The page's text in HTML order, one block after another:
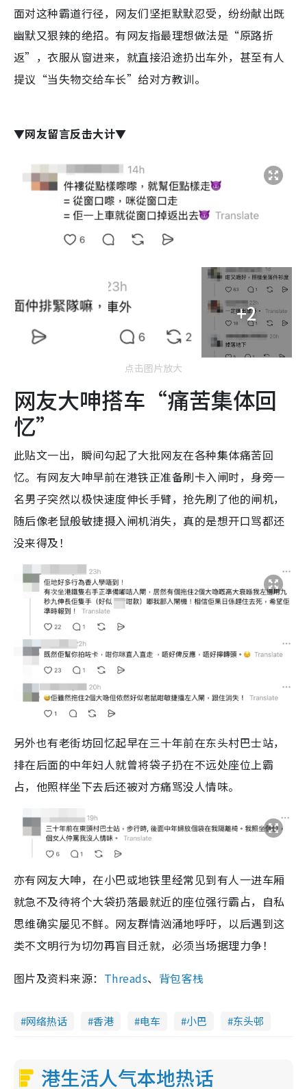
面对这种霸道行径，网友们坚拒默默忍受，纷纷献出既
幽默又狠辣的绝招。有网友指最理想做法是“原路折
返”，衣服从窗进来，就直接沿途扔出车外，甚至有人
提议“当失物交给车长”给对方教训。
▼网友留言反击大计▼
+2
点击图片放大
网友大呻搭车“痛苦集体回
忆”
此贴文一出，瞬间勾起了大批网友在各种集体痛苦回
忆。有网友大呻早前在港铁正准备刷卡入闸时，身旁一
名男子突然以极快速度伸长手臂，抢先刷了他的闸机，
随后像老鼠般敏捷摄入闸机消失，真的是想开口骂都还
没来得及！
另外也有老街坊回忆起早在三十年前在东头村巴士站，
排在后面的中年妇人就曾将袋子扔在不远处座位上霸
占，他照样坐下去后还被对方痛骂没人情味。
亦有网友大呻，在小巴或地铁里经常见到有人一进车厢
就急不及待将个大袋扔落最就近的座位强行霸占，自私
思维确实屡见不鲜。网友群情汹涌地呼吁，以后遇到这
类不文明行为切勿再盲目迁就，必须当场据理力争！
图片及资料来源： Threads、 背包客栈
网络热话 香港 电车 小巴 东头邨
港生活人气本地热话